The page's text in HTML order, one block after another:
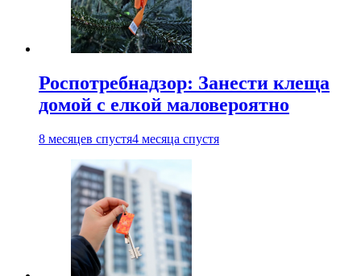
Роспотребнадзор: Занести клеща
домой с елкой маловероятно
8 месяцев спустя4 месяца спустя